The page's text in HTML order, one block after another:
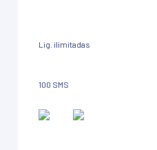
Lig. ilimitadas
100 SMS